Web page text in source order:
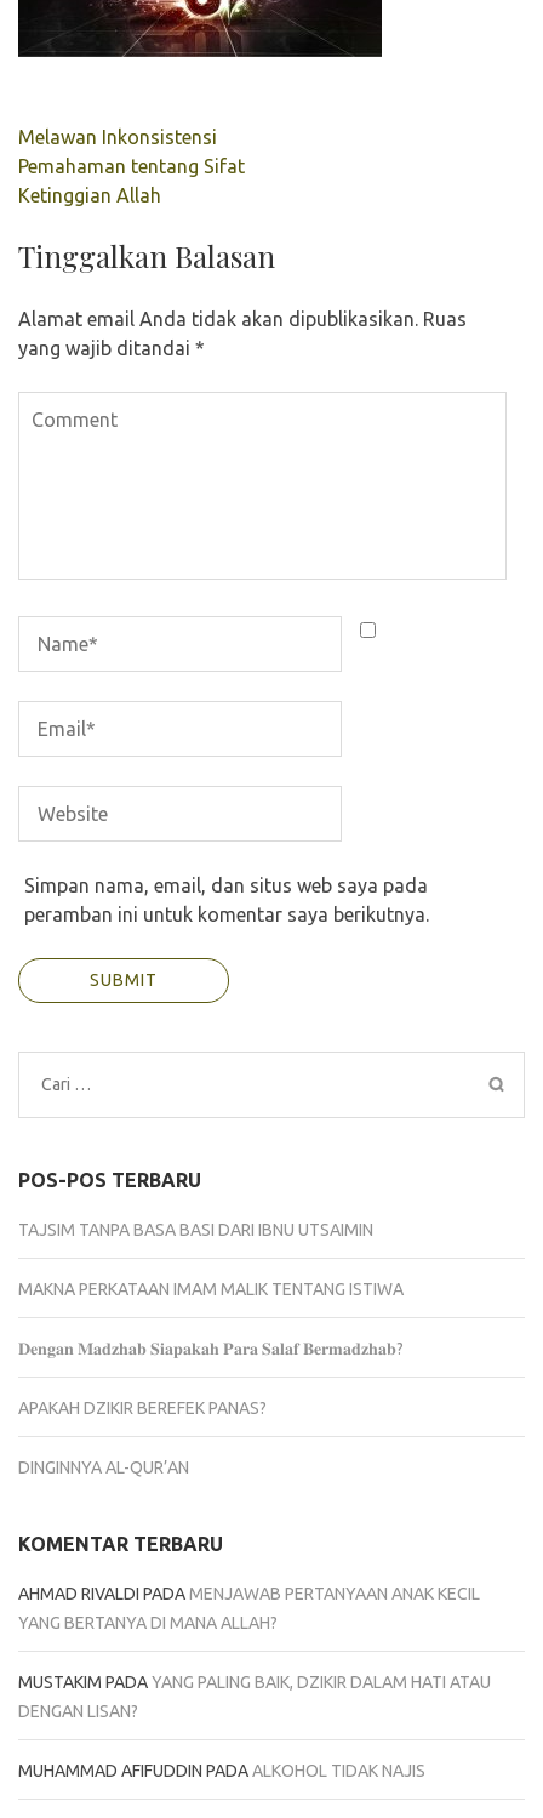
Navigasi
pos
Melawan Inkonsistensi
Pemahaman tentang Sifat
Ketinggian Allah
Tinggalkan Balasan
Alamat email Anda tidak akan dipublikasikan. Ruas
yang wajib ditandai *
Simpan nama, email, dan situs web saya pada
peramban ini untuk komentar saya berikutnya.
Cari
untuk:
POS-POS TERBARU
TAJSIM TANPA BASA BASI DARI IBNU UTSAIMIN
MAKNA PERKATAAN IMAM MALIK TENTANG ISTIWA
𝐃𝐞𝐧𝐠𝐚𝐧 𝐌𝐚𝐝𝐳𝐡𝐚𝐛 𝐒𝐢𝐚𝐩𝐚𝐤𝐚𝐡 𝐏𝐚𝐫𝐚 𝐒𝐚𝐥𝐚𝐟 𝐁𝐞𝐫𝐦𝐚𝐝𝐳𝐡𝐚𝐛?
APAKAH DZIKIR BEREFEK PANAS?
DINGINNYA AL-QUR’AN
KOMENTAR TERBARU
AHMAD RIVALDI PADAMENJAWAB PERTANYAAN ANAK KECIL
YANG BERTANYA DI MANA ALLAH?
MUSTAKIM PADAYANG PALING BAIK, DZIKIR DALAM HATI ATAU
DENGAN LISAN?
MUHAMMAD AFIFUDDIN PADAALKOHOL TIDAK NAJIS